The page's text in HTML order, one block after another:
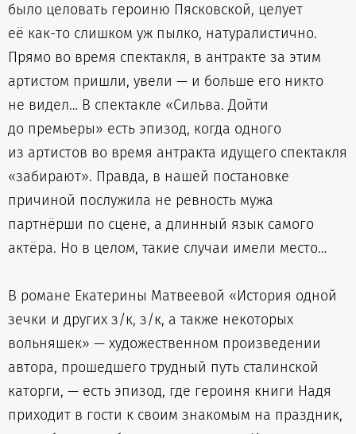
было целовать героиню Пясковской, целует
её как-то слишком уж пылко, натуралистично.
Прямо во время спектакля, в антракте за этим
артистом пришли, увели — и больше его никто
не видел… В спектакле «Сильва. Дойти
до премьеры» есть эпизод, когда одного
из артистов во время антракта идущего спектакля
«забирают». Правда, в нашей постановке
причиной послужила не ревность мужа
партнёрши по сцене, а длинный язык самого
актёра. Но в целом, такие случаи имели место…
В романе Екатерины Матвеевой «История одной
зечки и других з/к, з/к, а также некоторых
вольняшек» — художественном произведении
автора, прошедшего трудный путь сталинской
каторги, — есть эпизод, где героиня книги Надя
приходит в гости к своим знакомым на праздник,